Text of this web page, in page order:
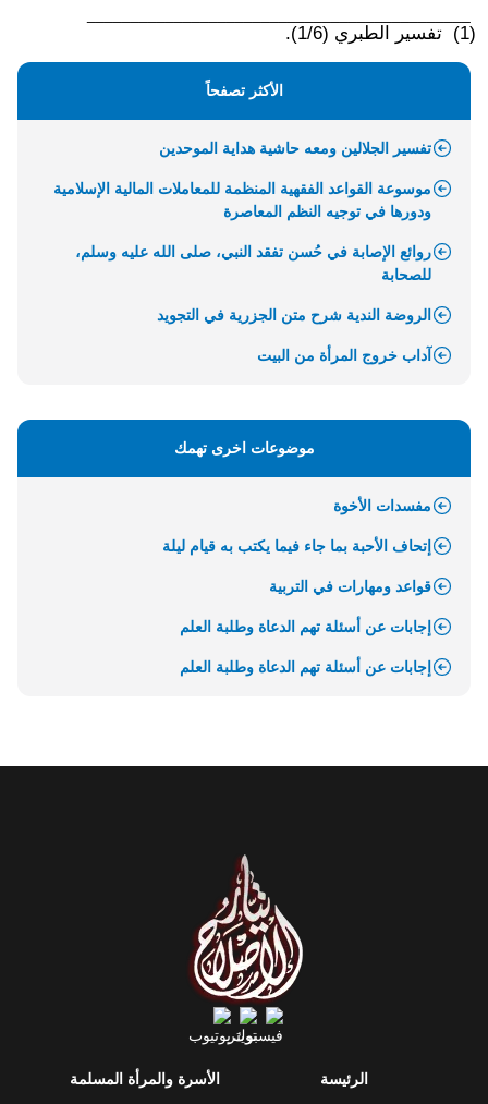
(1/6).
الأكثر تصفحاً
تفسير الجلالين ومعه حاشية هداية الموحدين
موسوعة القواعد الفقهية المنظمة للمعاملات المالية الإسلامية
ودورها في توجيه النظم المعاصرة
روائع الإصابة في حُسن تفقد النبي، صلى الله عليه وسلم،
للصحابة
الروضة الندية شرح متن الجزرية في التجويد
آداب خروج المرأة من البيت
موضوعات اخرى تهمك
مفسدات الأخوة
إتحاف الأحبة بما جاء فيما يكتب به قيام ليلة
قواعد ومهارات في التربية
إجابات عن أسئلة تهم الدعاة وطلبة العلم
إجابات عن أسئلة تهم الدعاة وطلبة العلم
الرئيسة الأسرة والمرأة المسلمة